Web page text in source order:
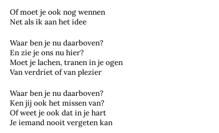
Of moet je ook nog wennen
Net als ik aan het idee
Waar ben je nu daarboven?
En zie je ons nu hier?
Moet je lachen, tranen in je ogen
Van verdriet of van plezier
Waar ben je nu daarboven?
Ken jij ook het missen van?
Of weet je ook dat in je hart
Je iemand nooit vergeten kan